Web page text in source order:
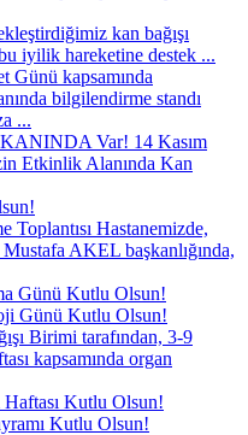
kan bağışı
iyilik hareketine destek ...
Günü kapsamında
bilgilendirme standı
...
Var! 14 Kasım
Etkinlik Alanında Kan
Toplantısı Hastanemizde,
AKEL başkanlığında,
Günü Kutlu Olsun!
Günü Kutlu Olsun!
Birimi tarafından, 3-9
kapsamında organ
Haftası Kutlu Olsun!
Kutlu Olsun!